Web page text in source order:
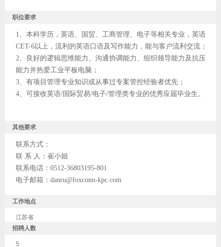
职位要求
1、本科学历，英语、国贸、工商管理、电子等相关专业，英语
CET-6以上，流利的英语口语及写作能力，能与客户流利交流；
2、良好的逻辑思维能力、沟通协调能力、组织领导能力及抗压
能力并热爱工业平板电脑；
3、有项目管理专业知识或从事过专案管控经验者优先；
4、可接收英语/国际贸易/电子/管理类专业的优秀应届毕业生。
其他要求
联系方式：
联 系 人：崔小姐
联系电话：0512-36803195-801
电子邮箱：danru@foxconn-kpc.com
工作地点
江苏省
招聘人数
5